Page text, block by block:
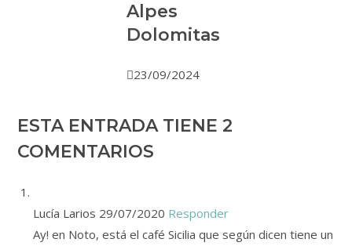
Alpes
Dolomitas
23/09/2024
ESTA ENTRADA TIENE 2
COMENTARIOS
Lucía Larios 29/07/2020 Responder
Ay! en Noto, está el café Sicilia que según dicen tiene un